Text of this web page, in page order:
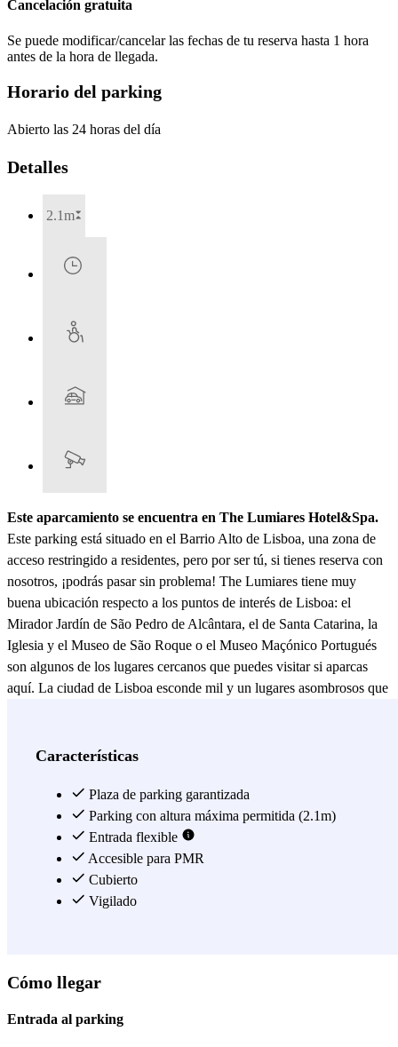
Cancelación gratuita
Se puede modificar/cancelar las fechas de tu reserva hasta 1 hora
antes de la hora de llegada.
Horario del parking
Abierto las 24 horas del día
Detalles
2.1m
Este aparcamiento se encuentra en The Lumiares Hotel&Spa.
Este parking está situado en el Barrio Alto de Lisboa, una zona de
acceso restringido a residentes, pero por ser tú, si tienes reserva con
nosotros, ¡podrás pasar sin problema! The Lumiares tiene muy
buena ubicación respecto a los puntos de interés de Lisboa: el
Mirador Jardín de São Pedro de Alcântara, el de Santa Catarina, la
Iglesia y el Museo de São Roque o el Museo Maçónico Portugués
son algunos de los lugares cercanos que puedes visitar si aparcas
aquí. La ciudad de Lisboa esconde mil y un lugares asombrosos que
tienes la parada de tranvía Rossio (número 28), y las paradas de
zona, visita la Praça Rossio, la Praça da Figueira, la Praça Luís de
Camões o la Praça dos Restauradores, donde se encuentra el
Monumento dos Restauradores. Si reservas este parking, no sólo
podrás aparcar cerca del centro de Lisboa, sino también pasear los
alrededores y encontrarte con lugares como: el Convento do Carmo,
el Ascensor da Glória o de Santa Justa y la Basílica dos Mártires.
Características
Plaza de parking garantizada
Parking con altura máxima permitida (2.1m)
Entrada flexible
Accesible para PMR
Cubierto
Vigilado
Cómo llegar
Entrada al parking